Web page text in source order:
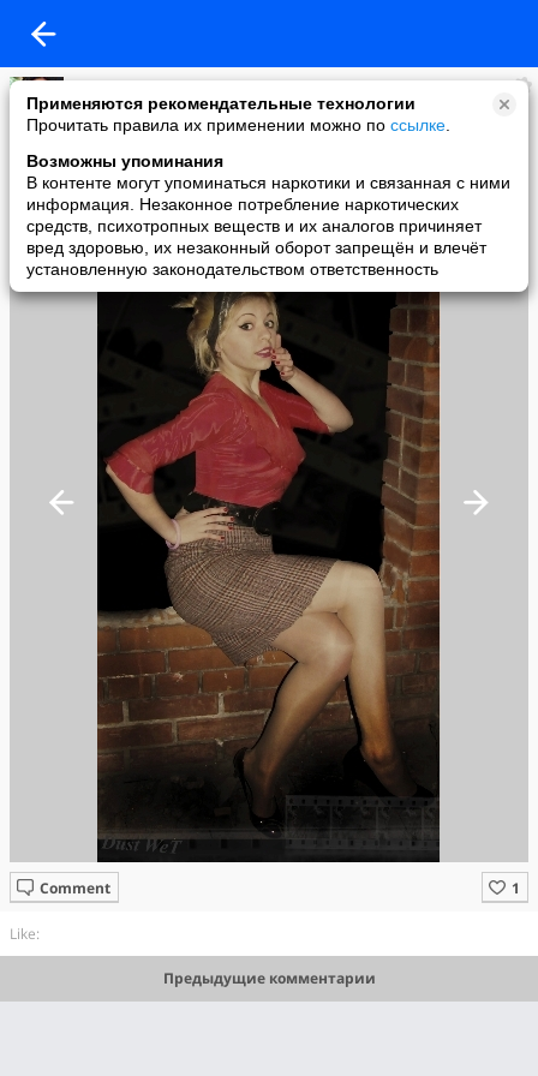
Применяются рекомендательные технологии
Прочитать правила их применении можно по ссылке
Возможны упоминания
В контенте могут упоминаться наркотики и связанная с ними
информация. Незаконное потребление наркотических
средств, психотропных веществ и их аналогов причиняет
вред здоровью, их незаконный оборот запрещён и влечёт
установленную законодательством ответственность
Танюшка Гончарова
added a photo
02 Nov в 18:10
Comment
Like:
Предыдущие комментарии